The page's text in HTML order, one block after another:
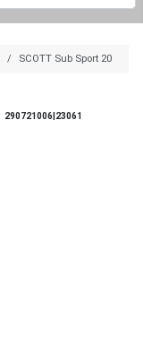
SCOTT Sub Sport 20
290721006|23061